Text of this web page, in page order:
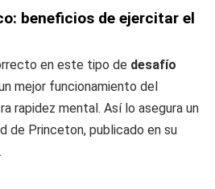
beneficios de ejercitar el
en este tipo de desafío
mejor funcionamiento del
rapidez mental. Así lo asegura un
de Princeton, publicado en su